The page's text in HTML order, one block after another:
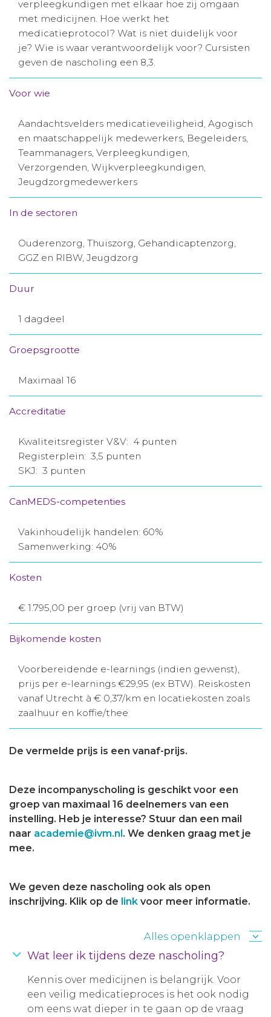
Aanmelden nieuwsbrief
Inloggen
verpleegkundigen met elkaar hoe zij omgaan
met medicijnen. Hoe werkt het
medicatieprotocol? Wat is niet duidelijk voor
je? Wie is waar verantwoordelijk voor? Cursisten
geven de nascholing een 8,3.
Voor wie
Aandachtsvelders medicatieveiligheid, Agogisch
en maatschappelijk medewerkers, Begeleiders,
Teammanagers, Verpleegkundigen,
Verzorgenden, Wijkverpleegkundigen,
Jeugdzorgmedewerkers
In de sectoren
Ouderenzorg, Thuiszorg, Gehandicaptenzorg,
GGZ en RIBW, Jeugdzorg
Duur
1 dagdeel
Groepsgrootte
Maximaal 16
Accreditatie
Kwaliteitsregister V&V: 4 punten
Registerplein: 3,5 punten
SKJ: 3 punten
CanMEDS-competenties
Vakinhoudelijk handelen: 60%
Samenwerking: 40%
Kosten
€ 1.795,00 per groep (vrij van BTW)
Bijkomende kosten
Voorbereidende e-learnings (indien gewenst),
prijs per e-learnings €29,95 (ex BTW). Reiskosten
vanaf Utrecht à € 0,37/km en locatiekosten zoals
zaalhuur en koffie/thee
De vermelde prijs is een vanaf-prijs.
Deze incompanyscholing is geschikt voor een
groep van maximaal 16 deelnemers van een
instelling. Heb je interesse? Stuur dan een mail
naar academie@ivm.nl. We denken graag met je
mee.
We geven deze nascholing ook als open
inschrijving. Klik op de link voor meer informatie.
Alles openklappen
Wat leer ik tijdens deze nascholing?
Kennis over medicijnen is belangrijk. Voor
een veilig medicatieproces is het ook nodig
om eens wat dieper in te gaan op de vraag